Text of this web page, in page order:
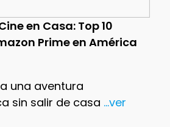
en Casa: Top 10
Prime en América
una aventura
sin salir de casa ...ver